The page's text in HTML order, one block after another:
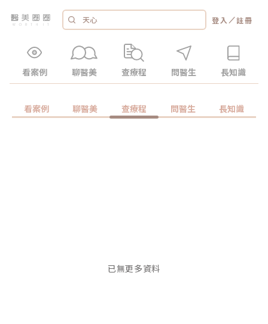
登入 ／註冊
看案例 聊醫美 查療程 問醫生 長知識
看案例 聊醫美 查療程 問醫生 長知識
已無更多資料